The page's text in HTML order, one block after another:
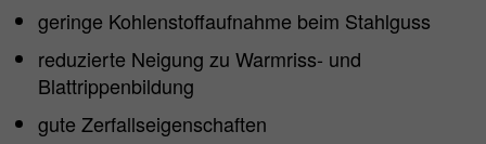
geringe Kohlenstoffaufnahme beim Stahlguss
reduzierte Neigung zu Warmriss- und
Blattrippenbildung
gute Zerfallseigenschaften